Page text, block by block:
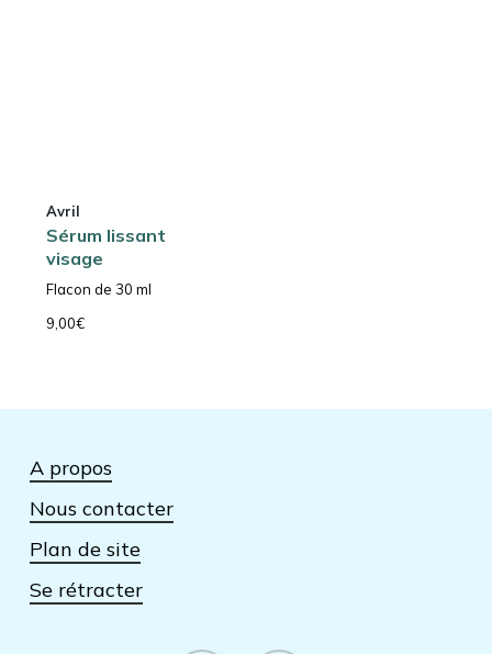
Avril
Sérum lissant
visage
Flacon de 30 ml
9,00€
A propos
Nous contacter
Plan de site
Se rétracter